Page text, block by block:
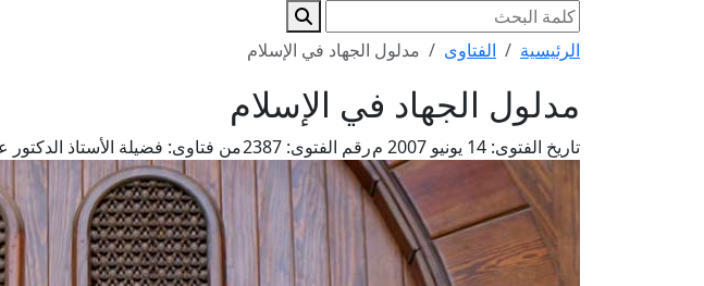
الرئيسية الفتاوى مدلول الجهاد في الإسلام
مدلول الجهاد في الإسلام
تاريخ الفتوى: رقم الفتوى: من فتاوى: فضيلة الأستاذ